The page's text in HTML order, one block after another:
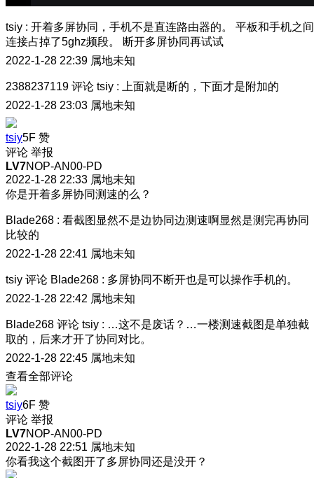
tsiy : 开着多屏协同，手机不是直连路由器的。 平板和手机之间
连接占掉了5ghz频段。 断开多屏协同再试试
2022-1-28 22:39 属地未知
2388237119 评论 tsiy :
上面就是断的，下面才是附加的
2022-1-28 23:03 属地未知
tsiy5F 赞
评论 举报
LV7NOP-AN00-PD
2022-1-28 22:33 属地未知
你是开着多屏协同测速的么？
Blade268 : 看截图显然不是边协同边测速啊显然是测完再协同
比较的
2022-1-28 22:41 属地未知
tsiy 评论 Blade268 : 多屏协同不断开也是可以操作手机的。
2022-1-28 22:42 属地未知
Blade268 评论 tsiy : …这不是废话？…一楼测速截图是单独截
取的，后来才开了协同对比。
2022-1-28 22:45 属地未知
查看全部评论
tsiy6F 赞
评论 举报
LV7NOP-AN00-PD
2022-1-28 22:51 属地未知
你看我这个截图开了多屏协同还是没开？